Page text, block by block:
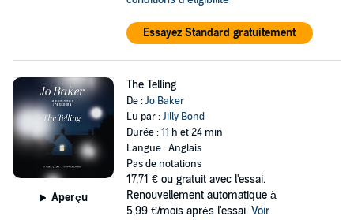
Essayez Standard gratuitement
Aperçu
The Telling
De :Jo Baker
Lu par :Jilly Bond
Durée : 11 h et 24 min
Langue : Anglais
Pas de notations
17,71 € ou gratuit avec l'essai.
Renouvellement automatique à
5,99 €/mois après l'essai. Voir